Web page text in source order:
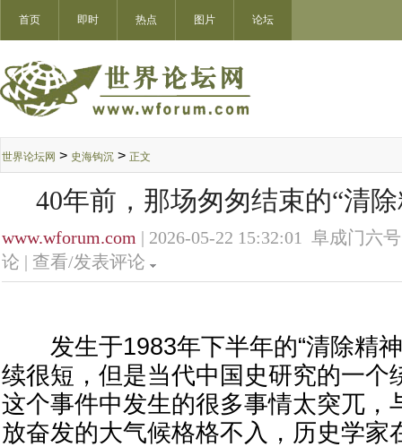
首页 即时 热点 图片 论坛
世界论坛网 > 史海钩沉 > 正文
40年前，那场匆匆结束的“清
www.wforum.com | 2026-05-22 15:32:01 阜成门六
论 | 查看/发表评论
发生于1983年下半年的“清除精神
续很短，但是当代中国史研究的一个
这个事件中发生的很多事情太突兀，
放奋发的大气候格格不入，历史学家